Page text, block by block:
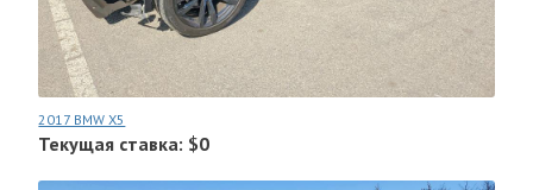
2017 BMW X5
Текущая ставка: $0